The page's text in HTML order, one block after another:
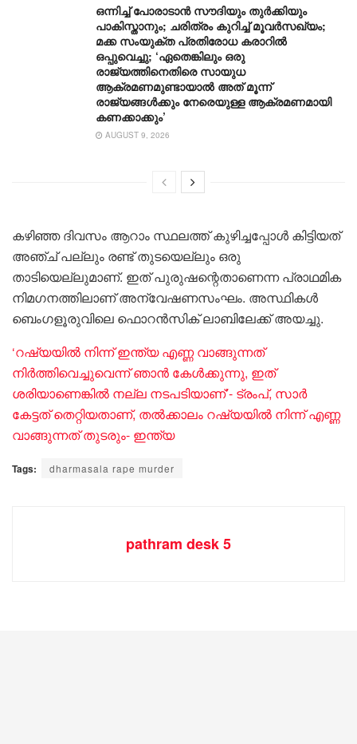
ഒന്നിച്ച് പോരാടാൻ സൗദിയും തുർക്കിയും
പാകിസ്താനും; ചരിത്രം കുറിച്ച് മൂവർസഖ്യം;
മക്ക സംയുക്ത പ്രതിരോധ കരാറിൽ
ഒപ്പുവെച്ചു; ‘ഏതെങ്കിലും ഒരു
രാജ്യത്തിനെതിരെ സായുധ
ആക്രമണമുണ്ടായാൽ അത് മൂന്ന്
രാജ്യങ്ങൾക്കും നേരെയുള്ള ആക്രമണമായി
കണക്കാക്കും’
AUGUST 9, 2026
കഴിഞ്ഞ ദിവസം ആറാം സ്ഥലത്ത് കുഴിച്ചപ്പോൾ കിട്ടിയത്
അഞ്ച് പല്ലും രണ്ട് തുടയെല്ലും ഒരു
താടിയെല്ലുമാണ്. ഇത് പുരുഷന്റെതാണെന്ന പ്രാഥമിക
നിമഗനത്തിലാണ് അന്വേഷണസംഘം. അസ്ഥികൾ
ബെംഗളൂരുവിലെ ഫൊറൻസിക് ലാബിലേക്ക് അയച്ചു.
‘റഷ്യയിൽ നിന്ന് ഇന്ത്യ എണ്ണ വാങ്ങുന്നത്
നിർത്തിവെച്ചുവെന്ന് ഞാൻ കേൾക്കുന്നു, ഇത്
ശരിയാണെങ്കിൽ നല്ല നടപടിയാണ്’- ട്രംപ്, സാർ
കേട്ടത് തെറ്റിയതാണ്, തൽക്കാലം റഷ്യയിൽ നിന്ന് എണ്ണ
വാങ്ങുന്നത് തുടരും- ഇന്ത്യ
Tags: dharmasala rape murder
pathram desk 5